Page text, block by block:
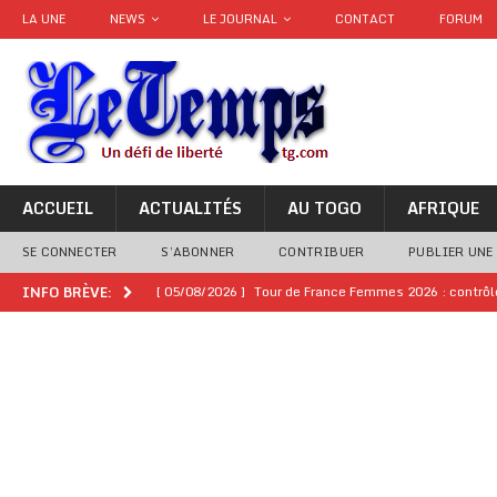
LA UNE NEWS LE JOURNAL CONTACT FORUM
ACCUEIL ACTUALITÉS AU TOGO AFRIQUE
SE CONNECTER S’ABONNER CONTRIBUER PUBLIER UNE
INFO BRÈVE: [ 05/08/2026 ] Tour de France Femmes 2026 :